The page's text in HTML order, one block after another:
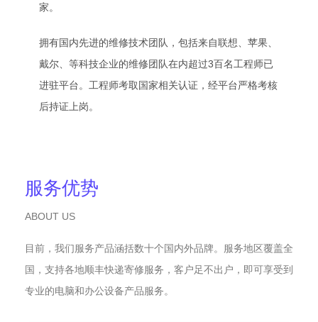
家。
拥有国内先进的维修技术团队，包括来自联想、苹果、
戴尔、等科技企业的维修团队在内超过3百名工程师已
进驻平台。工程师考取国家相关认证，经平台严格考核
后持证上岗。
服务优势
ABOUT US
目前，我们服务产品涵括数十个国内外品牌。服务地区覆盖全
国，支持各地顺丰快递寄修服务，客户足不出户，即可享受到
专业的电脑和办公设备产品服务。